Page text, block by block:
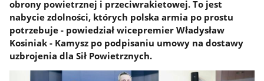
obrony powietrznej i przeciwrakietowej. To jest
nabycie zdolności, których polska armia po prostu
potrzebuje - powiedział wicepremier Władysław
Kosiniak - Kamysz po podpisaniu umowy na dostawy
uzbrojenia dla Sił Powietrznych.